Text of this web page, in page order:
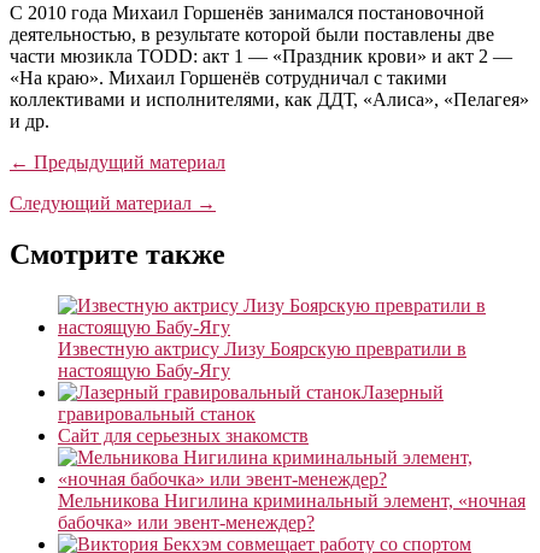
С 2010 года Михаил Горшенёв занимался постановочной
деятельностью, в результате которой были поставлены две
части мюзикла TODD: акт 1 — «Праздник крови» и акт 2 —
«На краю». Михаил Горшенёв сотрудничал с такими
коллективами и исполнителями, как ДДТ, «Алиса», «Пелагея»
и др.
← Предыдущий материал
Следующий материал →
Смотрите также
Известную актрису Лизу Боярскую превратили в
настоящую Бабу-Ягу
Лазерный
гравировальный станок
Сайт для серьезных знакомств
Мельникова Нигилина криминальный элемент, «ночная
бабочка» или эвент-менеждер?